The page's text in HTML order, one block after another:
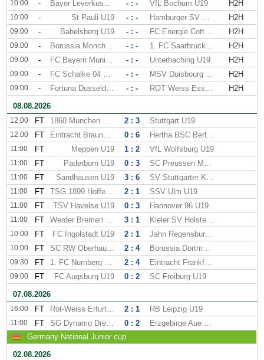
10:00 - Bayer Leverkusen U19 - : - VfL Bochum U19 H2H
10:00 - St Pauli U19 - : - Hamburger SV U19 H2H
09:00 - Babelsberg U19 - : - FC Energie Cottbus U19 H2H
09:00 - Borussia Monchengladbach U19 - : - 1. FC Saarbrucken U19 H2H
09:00 - FC Bayern Munich U19 - : - Unterhaching U19 H2H
09:00 - FC Schalke 04 U19 - : - MSV Duisbourg U19 H2H
09:00 - Fortuna Dusseldorf U19 - : - ROT Weiss Essen U19
H2H
08.08.2026
12:00 FT 1860 Munchen U19 2 : 3 Stuttgart U19
12:00 FT Eintracht Braunschweig U19 0 : 6 Hertha BSC Berlin U19
11:00 FT Meppen U19 1 : 2 VfL Wolfsburg U19
11:00 FT Paderborn U19 0 : 3 SC Preussen Munster U19
11:00 FT Sandhausen U19 3 : 6 SV Stuttgarter Kickers U19
11:00 FT TSG 1899 Hoffenheim U19 2 : 1 SSV Ulm U19
11:00 FT TSV Havelse U19 0 : 3 Hannover 96 U19
11:00 FT Werder Bremen U19 3 : 1 Kieler SV Holstein U19
10:00 FT FC Ingolstadt U19 2 : 1 Jahn Regensburg U19
10:00 FT SC RW Oberhausen U19 2 : 4 Borussia Dortmund U19
09:30 FT 1. FC Nurnberg U19 2 : 4 Eintracht Frankfurt U19
09:00 FT FC Augsburg U19 0 : 2
SC Freiburg U19
07.08.2026
16:00 FT Rot-Weiss Erfurt U19 2 : 1 RB Leipzig U19
11:00 FT SG Dynamo Dresden U19 0 : 2
Erzgebirge Aue U-19
Germany National Junior cup
02.08.2026